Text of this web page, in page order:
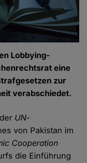
Lobbying-
eine
zur
verabschiedet.
UN-
von Pakistan im
Cooperation
die Einführung